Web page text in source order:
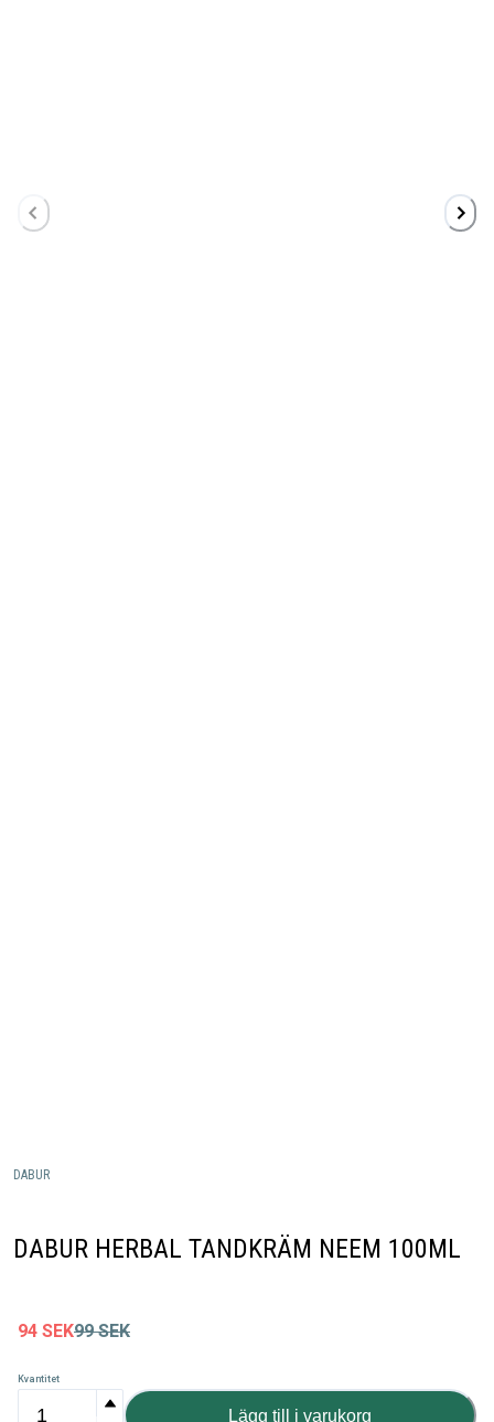
DABUR
DABUR HERBAL TANDKRÄM NEEM 100ML
94 SEK99 SEK
Kvantitet
Lägg till i varukorg